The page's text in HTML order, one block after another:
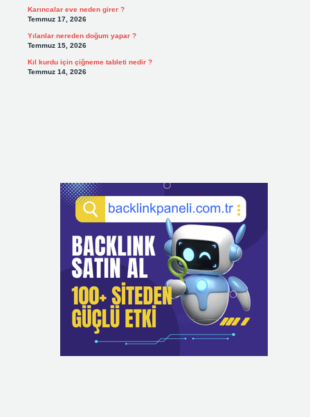
Karıncalar eve neden girer ?
Temmuz 17, 2026
Yılanlar nereden doğum yapar ?
Temmuz 15, 2026
Kıl kurdu için çiğneme tableti nedir ?
Temmuz 14, 2026